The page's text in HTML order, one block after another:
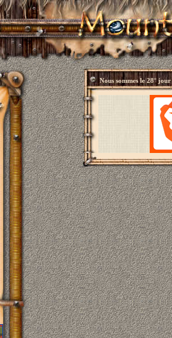
Nous sommes le28° jour